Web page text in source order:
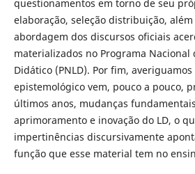
questionamentos em torno de seu
elaboração, seleção distribuição,
abordagem dos discursos oficiais
materializados no Programa Nacional
Didático (PNLD). Por fim,
epistemológico vem, pouco a pouco,
últimos anos, mudanças
aprimoramento e inovação do LD, o
impertinências discursivamente
função que esse material tem no